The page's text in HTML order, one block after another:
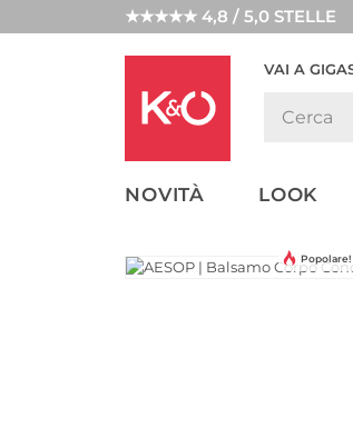
★★★★★ 4,8 / 5,0 STELLE
VAI A
NOVITÀ LOOK
LOOK
WEDDING
Popolare!